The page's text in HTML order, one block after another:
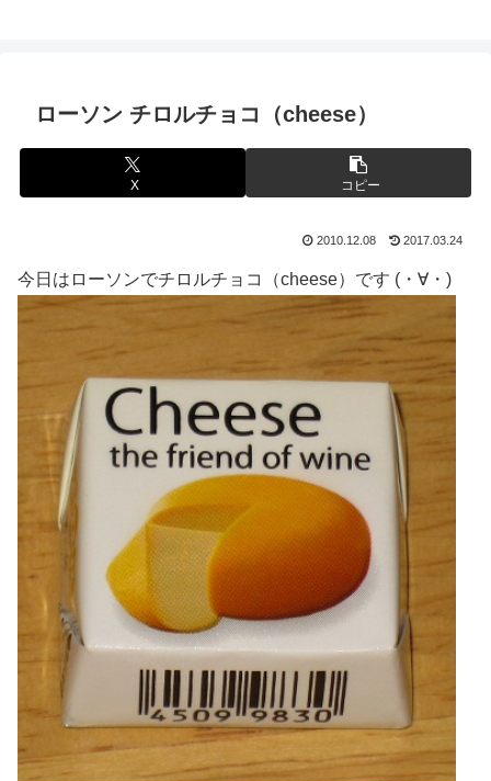
ローソン チロルチョコ（cheese）
X コピー
2010.12.08 2017.03.24
今日はローソンでチロルチョコ（cheese）です (・∀・)